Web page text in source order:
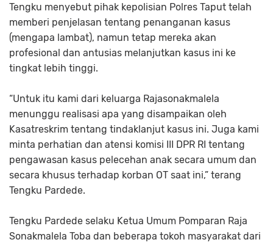
Tengku menyebut pihak kepolisian Polres Taput telah
memberi penjelasan tentang penanganan kasus
(mengapa lambat), namun tetap mereka akan
profesional dan antusias melanjutkan kasus ini ke
tingkat lebih tinggi.
“Untuk itu kami dari keluarga Rajasonakmalela
menunggu realisasi apa yang disampaikan oleh
Kasatreskrim tentang tindaklanjut kasus ini. Juga kami
minta perhatian dan atensi komisi III DPR RI tentang
pengawasan kasus pelecehan anak secara umum dan
secara khusus terhadap korban OT saat ini,” terang
Tengku Pardede.
Tengku Pardede selaku Ketua Umum Pomparan Raja
Sonakmalela Toba dan beberapa tokoh masyarakat dari